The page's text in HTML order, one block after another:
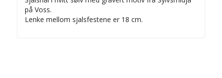
på Voss.
Lenke mellom sjalsfestene er 18 cm.